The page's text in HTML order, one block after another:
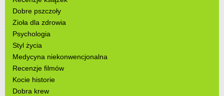
Dobre pszczoły
Zioła dla zdrowia
Psychologia
Styl życia
Medycyna niekonwencjonalna
Recenzje filmów
Kocie historie
Dobra krew